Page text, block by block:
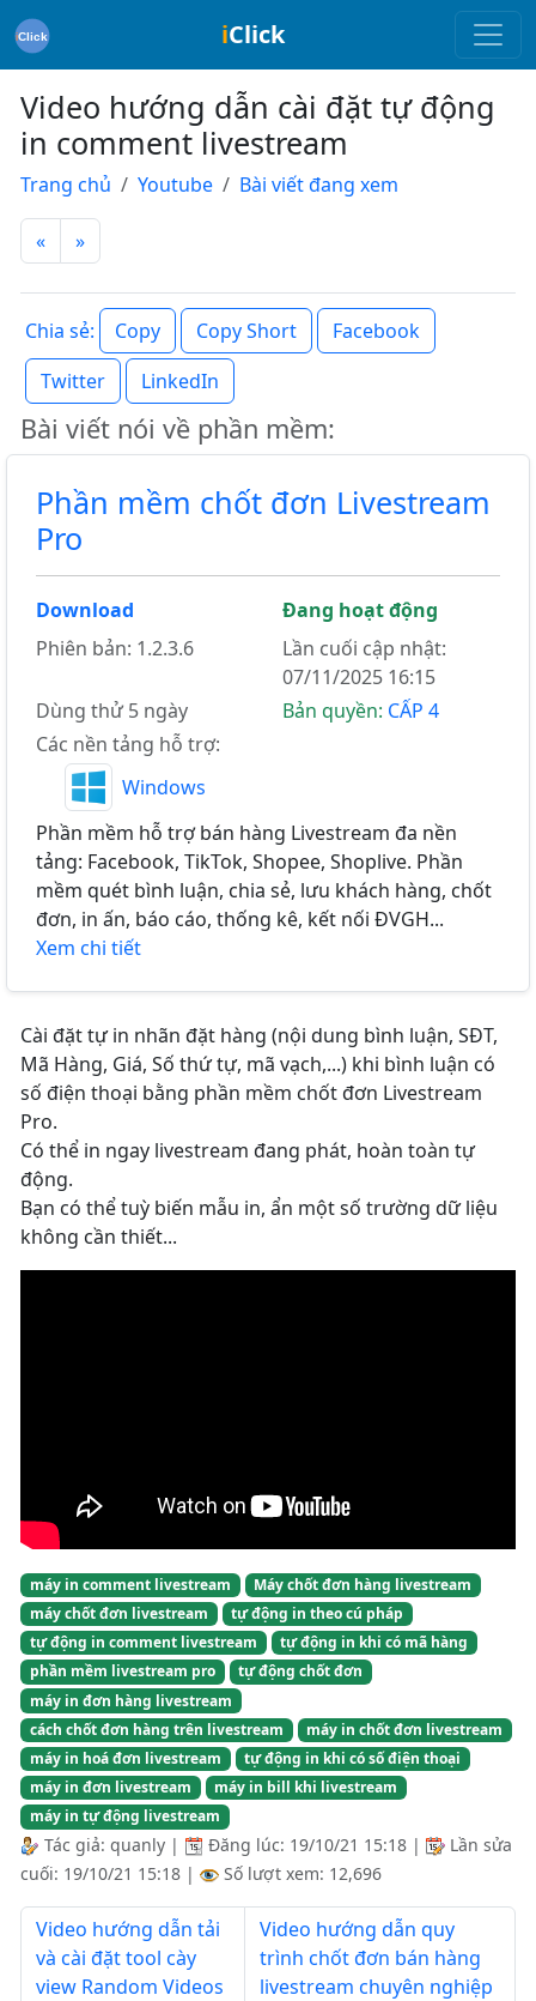
iClick
Video hướng dẫn cài đặt tự động
in comment livestream
Trang chủ Youtube Bài viết đang xem
« »
Chia sẻ: Copy Copy Short
Facebook
Twitter
LinkedIn
Bài viết nói về phần mềm:
Phần mềm chốt đơn Livestream
Pro
Download
Đang hoạt động
Phiên bản: 1.2.3.6
Lần cuối cập nhật:
07/11/2025 16:15
Dùng thử 5 ngày
Bản quyền: CẤP 4
Các nền tảng hỗ trợ:
Windows
Phần mềm hỗ trợ bán hàng Livestream đa nền
tảng: Facebook, TikTok, Shopee, Shoplive. Phần
mềm quét bình luận, chia sẻ, lưu khách hàng, chốt
đơn, in ấn, báo cáo, thống kê, kết nối ĐVGH...
Xem chi tiết
Cài đặt tự in nhãn đặt hàng (nội dung bình luận, SĐT,
Mã Hàng, Giá, Số thứ tự, mã vạch,...) khi bình luận có
số điện thoại bằng phần mềm chốt đơn Livestream
Pro.
Có thể in ngay livestream đang phát, hoàn toàn tự
động.
Bạn có thể tuỳ biến mẫu in, ẩn một số trường dữ liệu
không cần thiết...
máy in comment livestream
Máy chốt đơn hàng livestream
máy chốt đơn livestream
tự động in theo cú pháp
tự động in comment livestream
tự động in khi có mã hàng
phần mềm livestream pro
tự động chốt đơn
máy in đơn hàng livestream
cách chốt đơn hàng trên livestream
máy in chốt đơn livestream
máy in hoá đơn livestream
tự động in khi có số điện thoại
máy in đơn livestream
máy in bill khi livestream
máy in tự động livestream
Tác giả: quanly | Đăng lúc: 19/10/21 15:18 |
Lần sửa
cuối: 19/10/21 15:18 | Số lượt xem: 12,696
Video hướng dẫn tải
và cài đặt tool cày
view Random Videos
Video hướng dẫn quy
trình chốt đơn bán hàng
livestream chuyên nghiệp